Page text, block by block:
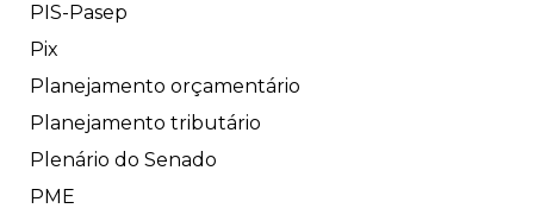
PIS-Pasep
Pix
Planejamento orçamentário
Planejamento tributário
Plenário do Senado
PME